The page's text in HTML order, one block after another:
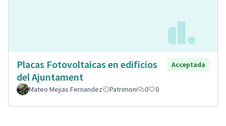
Placas Fotovoltaicas en edificios
del Ajuntament
Acceptada
Mateo Mejias Fernandez Patrimoni 0 0